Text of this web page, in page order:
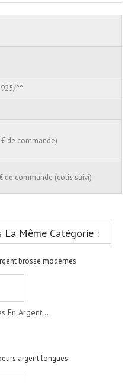
°°
de commande)
de commande (colis suivi)
La Même Catégorie :
En Argent...